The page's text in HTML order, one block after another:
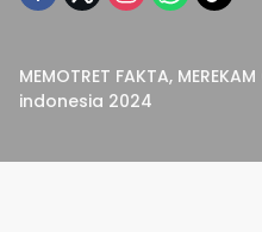
MEMOTRET FAKTA,
indonesia 2024